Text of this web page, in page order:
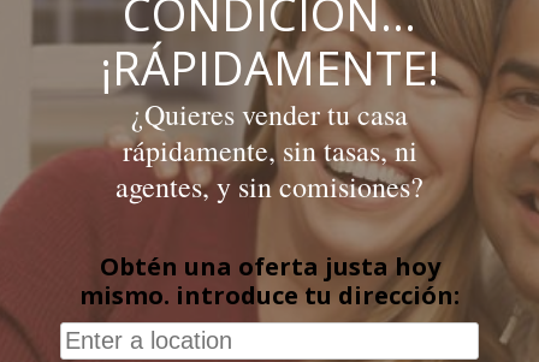
CONDICIÓN…
¡RÁPIDAMENTE!
¿Quieres vender tu casa
rápidamente, sin tasas, ni
agentes, y sin comisiones?
Obtén una oferta justa hoy
mismo. introduce tu dirección: